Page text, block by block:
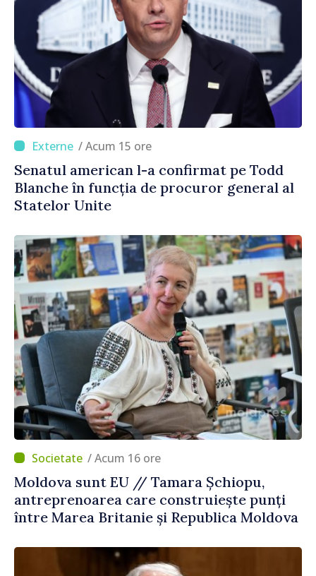
/ Acum 15 ore
Senatul american l-a confirmat pe Todd
Blanche în funcția de procuror general al
Statelor Unite
/ Acum 16 ore
Moldova sunt EU // Tamara Șchiopu,
antreprenoarea care construiește punți
între Marea Britanie și Republica Moldova